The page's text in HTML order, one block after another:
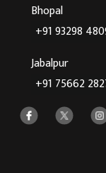
Bhopal
+91 93298
Jabalpur
+91 75662